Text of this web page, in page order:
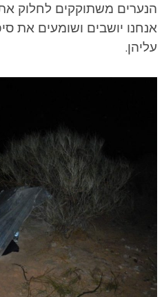
הנערים משתוקקים לחלוק את
אנחנו יושבים ושומעים את
עליהן.